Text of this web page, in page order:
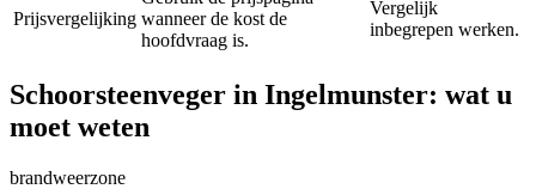
Prijsvergelijking wanneer de kost de
hoofdvraag is.
Vergelijk
inbegrepen werken.
Schoorsteenveger in Ingelmunster: wat u
moet weten
brandweerzone